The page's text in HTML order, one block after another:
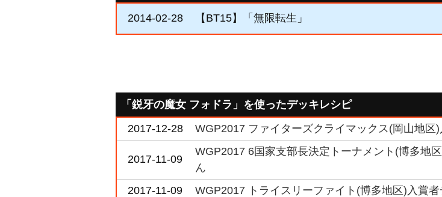
2014-02-28 【BT15】「無限転生」
「鋭牙の魔女 フォドラ」を使ったデッキレシピ
2017-12-28
WGP2017 ファイターズクライマックス(岡山地
2017-11-09
WGP2017 6国家支部長決定トーナメント(博多地
ん
2017-11-09
WGP2017 トライスリーファイト(博多地区)入賞